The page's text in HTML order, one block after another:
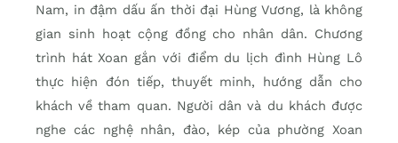
Nam, in đậm dấu ấn thời đại Hùng Vương, là không
gian sinh hoạt cộng đồng cho nhân dân. Chương
trình hát Xoan gắn với điểm du lịch đình Hùng Lô
thực hiện đón tiếp, thuyết minh, hướng dẫn cho
khách về tham quan. Người dân và du khách được
nghe các nghệ nhân, đào, kép của phường Xoan